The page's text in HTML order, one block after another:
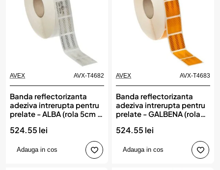
AVEX AVX-T4682
Banda reflectorizanta
adeziva intrerupta pentru
prelate - ALBA (rola 5cm x
524.55 lei
Adauga in cos
AVEX AVX-T4683
Banda reflectorizanta
adeziva intrerupta pentru
prelate - GALBENA (rola
524.55 lei
Adauga in cos